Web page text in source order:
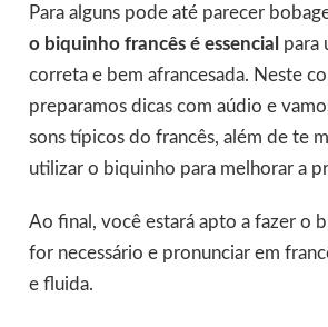
Para alguns pode até parecer
o biquinho francês é essencial para
correta e bem afrancesada. Neste
preparamos dicas com aúdio e
sons típicos do francês, além de te
utilizar o biquinho para melhorar a
Ao final, você estará apto a fazer o
for necessário e pronunciar em
e fluida.